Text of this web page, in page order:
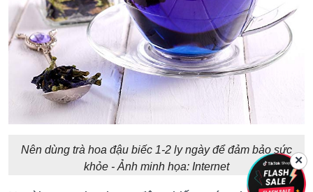
Nên dùng trà hoa đậu biếc 1-2 ly ngày để đảm bảo sức
khỏe - Ảnh minh họa: Internet
✕